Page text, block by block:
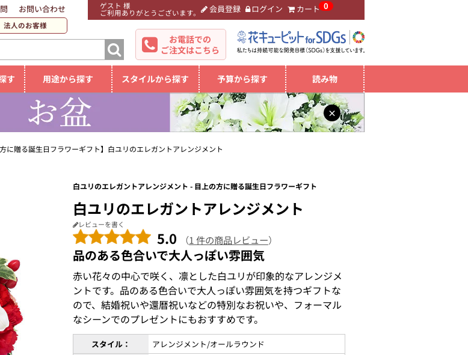
ゲスト 様
ご利用ありがとうございます。 会員登録 ログイン カート 0
お問い合わせ
法人のお客様
お電話での
ご注文はこちら
す 用途から探す スタイルから探す 予算から探す 読み物
×
方に贈る誕生日フラワーギフト】白ユリのエレガントアレンジメント
白ユリのエレガントアレンジメント - 目上の方に贈る誕生日フラワーギフト
白ユリのエレガントアレンジメント
レビューを書く
5.0 （1 件の商品レビュー）
品のある色合いで大人っぽい雰囲気
赤い花々の中心で咲く、凛とした白ユリが印象的なアレンジメ
ントです。品のある色合いで大人っぽい雰囲気を持つギフトな
ので、結婚祝いや還暦祝いなどの特別なお祝いや、フォーマル
なシーンでのプレゼントにもおすすめです。
スタイル：
アレンジメント/オールラウンド